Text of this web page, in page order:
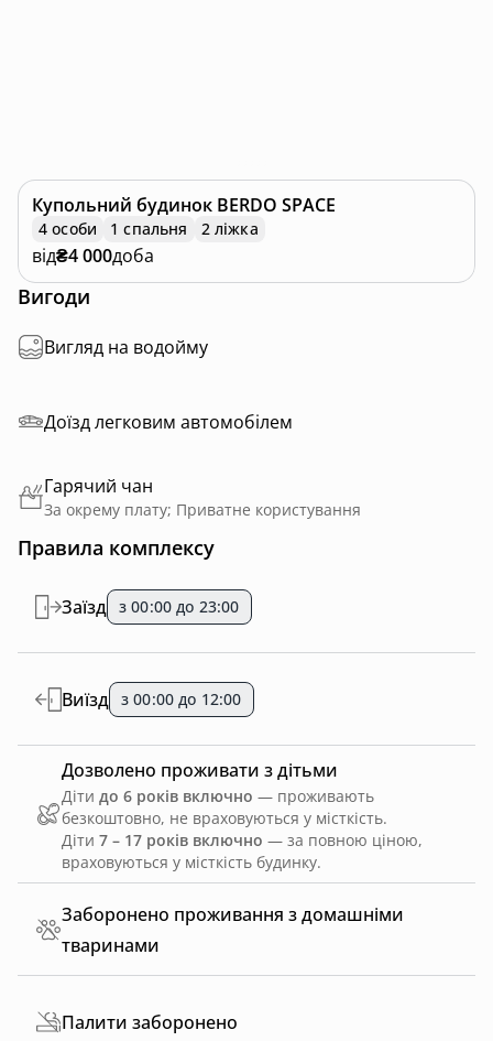
Купольний будинок BERDO SPACE
4 особи 1 спальня 2 ліжка
від₴4 000доба
Вигоди
Вигляд на водойму
Доїзд легковим автомобілем
Гарячий чан
За окрему плату; Приватне користування
Правила комплексу
Заборонено проживання з домашніми
тваринами
Заїзд з 00:00 до 23:00
Виїзд з 00:00 до 12:00
Дозволено проживати з дітьми
Діти до 6 років включно — проживають
безкоштовно, не враховуються у місткість.
Діти 7 – 17 років включно — за повною ціною,
враховуються у місткість будинку.
Палити заборонено